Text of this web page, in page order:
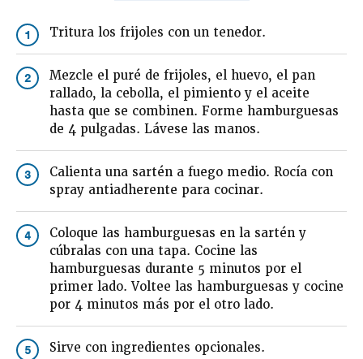
1 Tritura los frijoles con un tenedor.
2
Mezcle el puré de frijoles, el huevo, el pan
rallado, la cebolla, el pimiento y el aceite
hasta que se combinen. Forme hamburguesas
de 4 pulgadas. Lávese las manos.
3
Calienta una sartén a fuego medio. Rocía con
spray antiadherente para cocinar.
4
Coloque las hamburguesas en la sartén y
cúbralas con una tapa. Cocine las
hamburguesas durante 5 minutos por el
primer lado. Voltee las hamburguesas y cocine
por 4 minutos más por el otro lado.
5 Sirve con ingredientes opcionales.